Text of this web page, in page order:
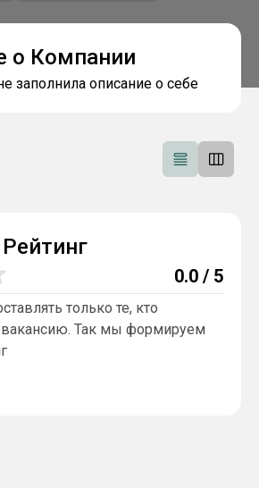
о Компании
заполнила описание о себе
0.0 / 5
только те, кто
вакансию. Так мы формируем